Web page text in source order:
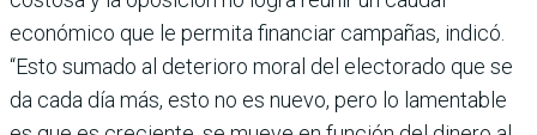
económico que le permita financiar campa­ñas, indicó.
“Esto sumado al deterioro moral del elec­torado que se
da cada día más, esto no es nuevo, pero lo lamentable